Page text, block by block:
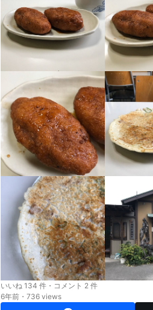
いいね 134 件・コメント 2 件
6年前・736 views